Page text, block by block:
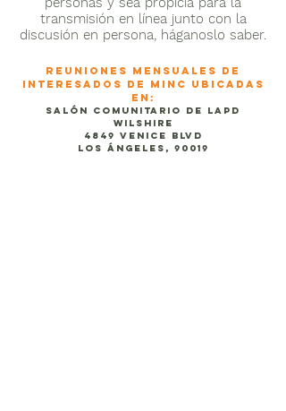
transmisión en línea junto con la
discusión en persona, háganoslo saber.
REUNIONES MENSUALES DE
INTERESADOS DE MINC UBICADAS
EN:
Salón comunitario de LAPD
Wilshire
4849 Venice Blvd
Los Ángeles, 90019